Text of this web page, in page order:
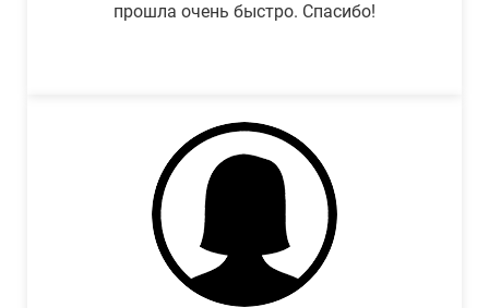
прошла очень быстро. Спасибо!